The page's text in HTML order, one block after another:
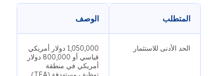
المتطلب الوصف
الحد الأدنى للاستثمار
1,050,000 دولار أمريكي
قياسي أو 800,000 دولار
أمريكي في منطقة